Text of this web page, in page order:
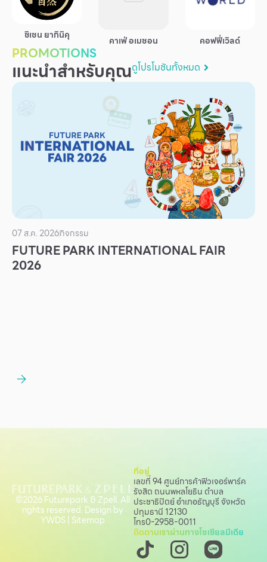
แผนผังร้านค้า
บริการ
เพื่อสังคม
ฟิวเจอร์ซิตี้
ผู้เช่าพื้นที่
ร่วมงานกับเรา
สิทธิประโยชน์ที่ฟิวเจอร์พาร์ค
ชิเซน ยากินิคุ คาเฟ่ อเมซอน คอฟฟี่เวิลด์
PROMOTIONS
แนะนำสำหรับคุณดูโปรโมชันทั้งหมด
07 ส.ค. 2026กิจกรรม
FUTURE PARK INTERNATIONAL FAIR
2026
ที่อยู่
เลขที่ 94 ศูนย์การค้าฟิวเจอร์พาร์ค
รังสิต ถนนพหลโยธิน ตำบล
ประชาธิปัตย์ อำเภอธัญบุรี จังหวัด
ปทุมธานี 12130
โทร0-2958-0011
ติดตามเราผ่านทางโซเชียลมีเดีย
©2026 Futurepark & Zpell. All
rights reserved. Design by
YWDS| Sitemap